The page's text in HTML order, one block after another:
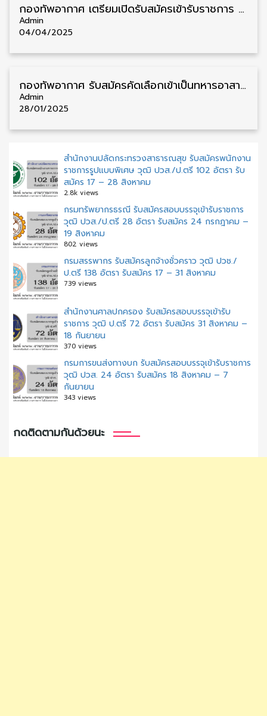
กองทัพอากาศ เตรียมเปิดรับสมัครเข้ารับราชการ ในกองทัพอากาศ ประจำปี 2568 รับสมัครเร็วๆนี้
Admin
04/04/2025
กองทัพอากาศ รับสมัครคัดเลือกเข้าเป็นทหารอาสา ประจำปี 2568 107 อัตรา รับสมัคร 2 มกราคม – 12 กุมภาพันธ์
Admin
28/01/2025
สำนักงานปลัดกระทรวงสาธารณสุข รับสมัครพนักงาน
ราชการรูปแบบพิเศษ วุฒิ ปวส./ป.ตรี 102 อัตรา รับ
สมัคร 17 – 28 สิงหาคม
2.8k views
กรมทรัพยากรธรณี รับสมัครสอบบรรจุเข้ารับราชการ
วุฒิ ปวส./ป.ตรี 28 อัตรา รับสมัคร 24 กรกฎาคม –
19 สิงหาคม
802 views
กรมสรรพากร รับสมัครลูกจ้างชั่วคราว วุฒิ ปวช./
ป.ตรี 138 อัตรา รับสมัคร 17 – 31 สิงหาคม
739 views
สํานักงานศาลปกครอง รับสมัครสอบบรรจุเข้ารับ
ราชการ วุฒิ ป.ตรี 72 อัตรา รับสมัคร 31 สิงหาคม –
18 กันยายน
370 views
กรมการขนส่งทางบก รับสมัครสอบบรรจุเข้ารับราชการ
วุฒิ ปวส. 24 อัตรา รับสมัคร 18 สิงหาคม – 7
กันยายน
343 views
กดติดตามกันด้วยนะ